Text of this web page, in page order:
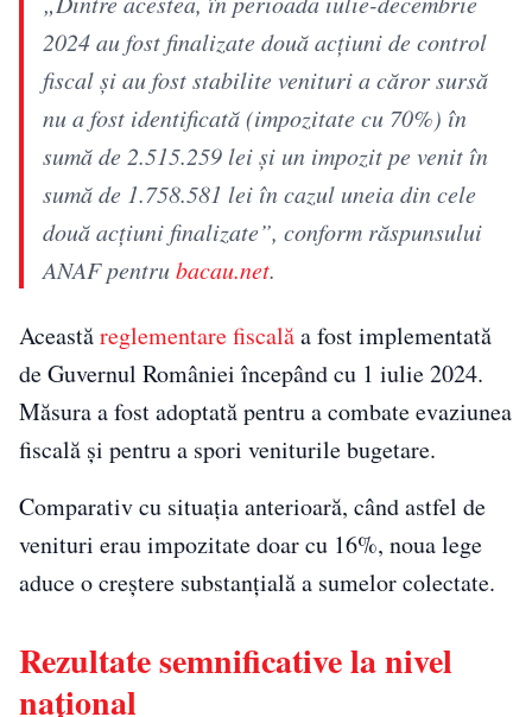
2024 au fost finalizate două acțiuni de control
fiscal și au fost stabilite venituri a căror sursă
nu a fost identificată (impozitate cu 70%) în
sumă de 2.515.259 lei și un impozit pe venit în
sumă de 1.758.581 lei în cazul uneia din cele
două acțiuni finalizate”, conform răspunsului
ANAF pentrubacau.net.
Aceastăreglementare fiscalăa fost implementată
de Guvernul României începând cu 1 iulie 2024.
Măsura a fost adoptată pentru a combate evaziunea
fiscală și pentru a spori veniturile bugetare.
Comparativ cu situația anterioară, când astfel de
venituri erau impozitate doar cu 16%, noua lege
aduce o creștere substanțială a sumelor colectate.
Rezultate semnificative la nivel
național